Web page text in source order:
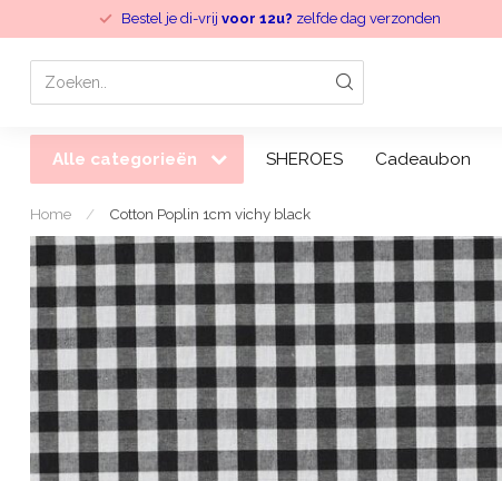
Bestel je di-vrij voor 12u? zelfde dag verzonden
Alle categorieën SHEROES Cadeaubon
Home / Cotton Poplin 1cm vichy black